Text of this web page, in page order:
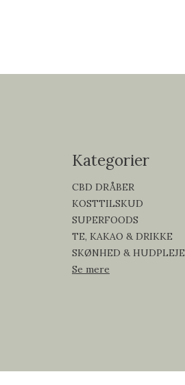
Kategorier
CBD DRÅBER
KOSTTILSKUD
SUPERFOODS
TE, KAKAO & DRIKKE
SKØNHED & HUDPLEJE
Se mere